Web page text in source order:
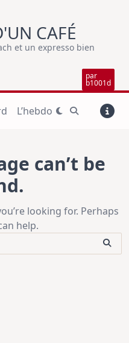
CAFÉ
et un expresso bien
par
b1001d
L’hebdo
can’t be
looking for. Perhaps
help.